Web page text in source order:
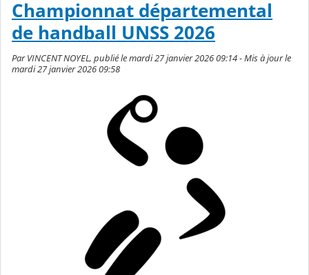
Championnat départemental
de handball UNSS 2026
Par VINCENT NOYEL, publié le mardi 27 janvier 2026 09:14 - Mis à jour le
mardi 27 janvier 2026 09:58